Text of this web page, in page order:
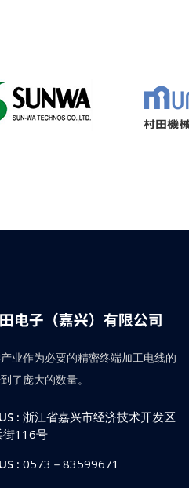
业作为必要的精密终端加工电线的
了庞大的数量。
: 浙江省嘉兴市经济技术开发区
街116号
: 0573－83599671